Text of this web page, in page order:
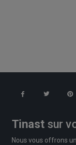
Tinast sur
Nous vous offrons